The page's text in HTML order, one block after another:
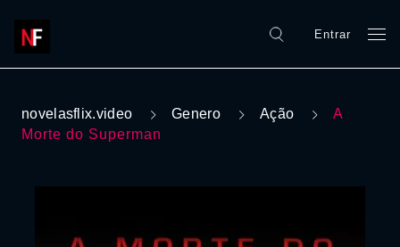
Entrar
novelasflix.video Genero Ação
A
Morte do Superman